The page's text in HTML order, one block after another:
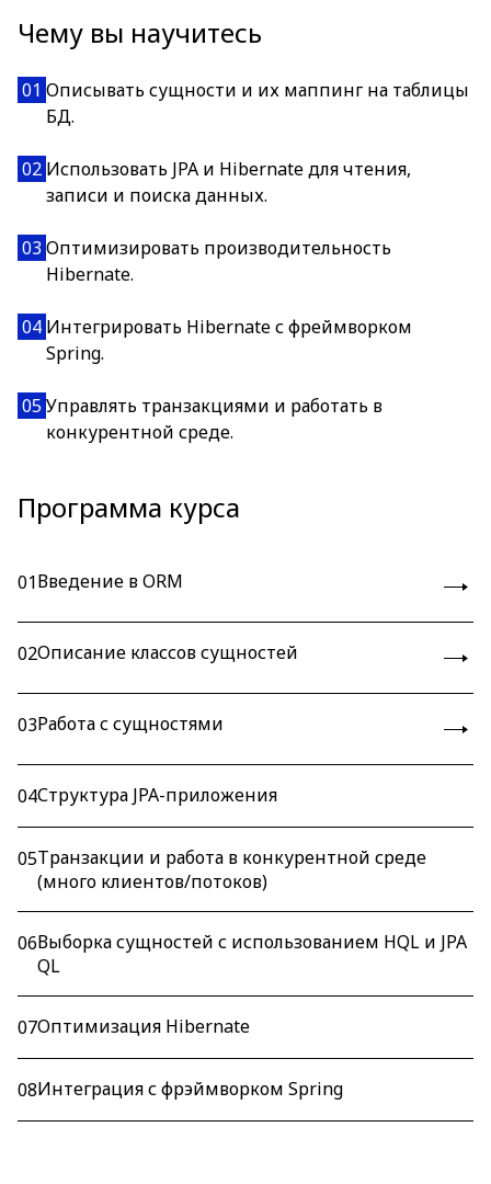
Чему вы научитесь
01 Описывать сущности и их маппинг на таблицы
БД.
02 Использовать JPA и Hibernate для чтения,
записи и поиска данных.
03 Оптимизировать производительность
Hibernate.
04 Интегрировать Hibernate с фреймворком
Spring.
05Управлять транзакциями и работать в
конкурентной среде.
Программа курса
01Введение в ORM
02Описание классов сущностей
03Работа с сущностями
04Структура JPA-приложения
05Транзакции и работа в конкурентной среде
(много клиентов/потоков)
06Выборка сущностей с использованием HQL и JPA
QL
07Оптимизация Hibernate
08Интеграция с фрэймворком Spring